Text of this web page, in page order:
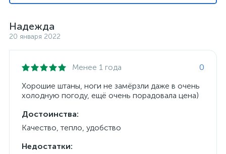
Надежда
20 января 2022
Менее 1 года
0
Хорошие штаны, ноги не замёрзли даже в очень
холодную погоду, ещё очень порадовала цена)
Достоинства:
Качество, тепло, удобство
Недостатки: